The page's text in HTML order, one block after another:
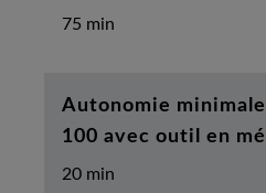
75 min
Autonomie
100 avec outil en
20 min